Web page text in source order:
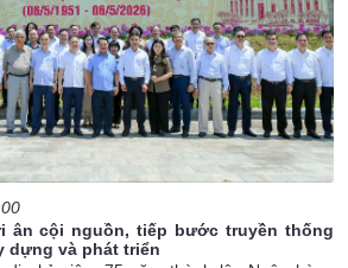
ân cội nguồn, tiếp bước truyền thống
dựng và phát triển